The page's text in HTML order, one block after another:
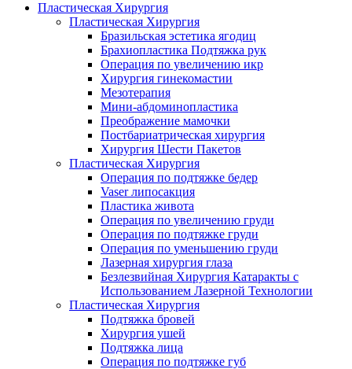
Пластическая Хирургия
Пластическая Хирургия
Бразильская эстетика ягодиц
Брахиопластика Подтяжка рук
Операция по увеличению икр
Хирургия гинекомастии
Мезотерапия
Мини-абдоминопластика
Преображение мамочки
Постбариатрическая хирургия
Хирургия Шести Пакетов
Пластическая Хирургия
Операция по подтяжке бедер
Vaser липосакция
Пластика живота
Операция по увеличению груди
Операция по подтяжке груди
Операция по уменьшению груди
Лазерная хирургия глаза
Безлезвийная Хирургия Катаракты с
Использованием Лазерной Технологии
Пластическая Хирургия
Подтяжка бровей
Хирургия ушей
Подтяжка лица
Операция по подтяжке губ